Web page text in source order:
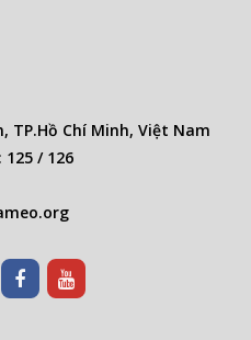
TP.Hồ Chí Minh, Việt Nam
125 / 126